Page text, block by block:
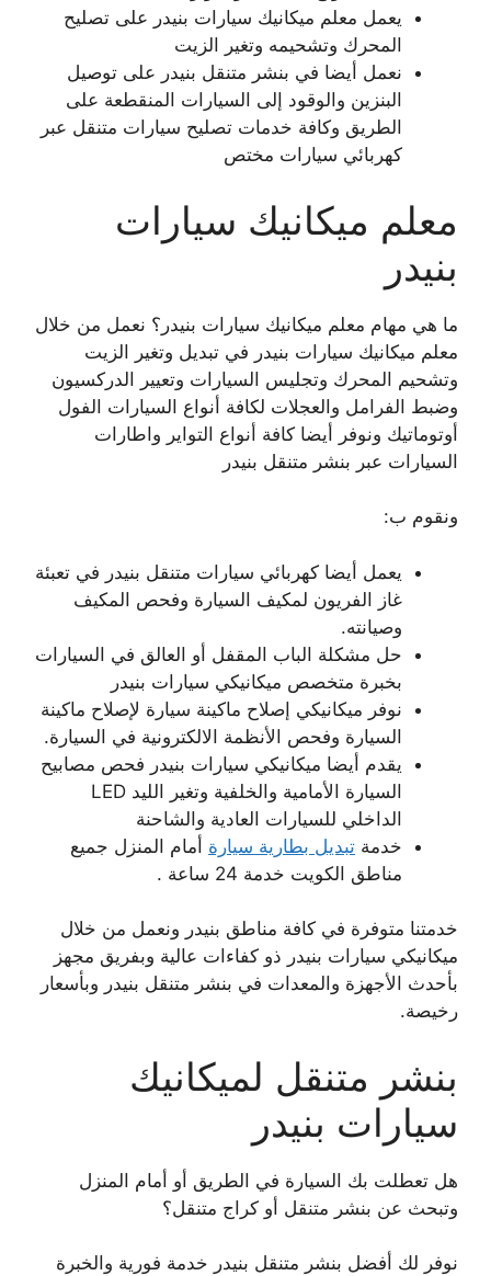
يعمل معلم ميكانيك سيارات بنيدر على تصليح
المحرك وتشحيمه وتغير الزيت
نعمل أيضا في بنشر متنقل بنيدر على توصيل
البنزين والوقود إلى السيارات المنقطعة على
الطريق وكافة خدمات تصليح سيارات متنقل عبر
كهربائي سيارات مختص
معلم ميكانيك سيارات
بنيدر
ما هي مهام معلم ميكانيك سيارات بنيدر؟ نعمل من خلال
معلم ميكانيك سيارات بنيدر في تبديل وتغير الزيت
وتشحيم المحرك وتجليس السيارات وتعيير الدركسيون
وضبط الفرامل والعجلات لكافة أنواع السيارات الفول
أوتوماتيك ونوفر أيضا كافة أنواع التواير واطارات
السيارات عبر بنشر متنقل بنيدر
ونقوم ب:
يعمل أيضا كهربائي سيارات متنقل بنيدر في تعبئة
غاز الفريون لمكيف السيارة وفحص المكيف
وصيانته.
حل مشكلة الباب المقفل أو العالق في السيارات
بخبرة متخصص ميكانيكي سيارات بنيدر
نوفر ميكانيكي إصلاح ماكينة سيارة لإصلاح ماكينة
السيارة وفحص الأنظمة الالكترونية في السيارة.
يقدم أيضا ميكانيكي سيارات بنيدر فحص مصابيح
السيارة الأمامية والخلفية وتغير الليد LED
الداخلي للسيارات العادية والشاحنة
خدمة تبديل بطارية سيارة أمام المنزل جميع
مناطق الكويت خدمة 24 ساعة .
خدمتنا متوفرة في كافة مناطق بنيدر ونعمل من خلال
ميكانيكي سيارات بنيدر ذو كفاءات عالية وبفريق مجهز
بأحدث الأجهزة والمعدات في بنشر متنقل بنيدر وبأسعار
رخيصة.
بنشر متنقل لميكانيك
سيارات بنيدر
هل تعطلت بك السيارة في الطريق أو أمام المنزل
وتبحث عن بنشر متنقل أو كراج متنقل؟
نوفر لك أفضل بنشر متنقل بنيدر خدمة فورية والخبرة